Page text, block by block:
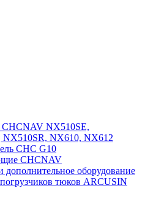
CHCNAV NX510SE,
NX510SR, NX610, NX612
CHC G10
CHCNAV
дополнительное оборудование
тюков ARCUSIN